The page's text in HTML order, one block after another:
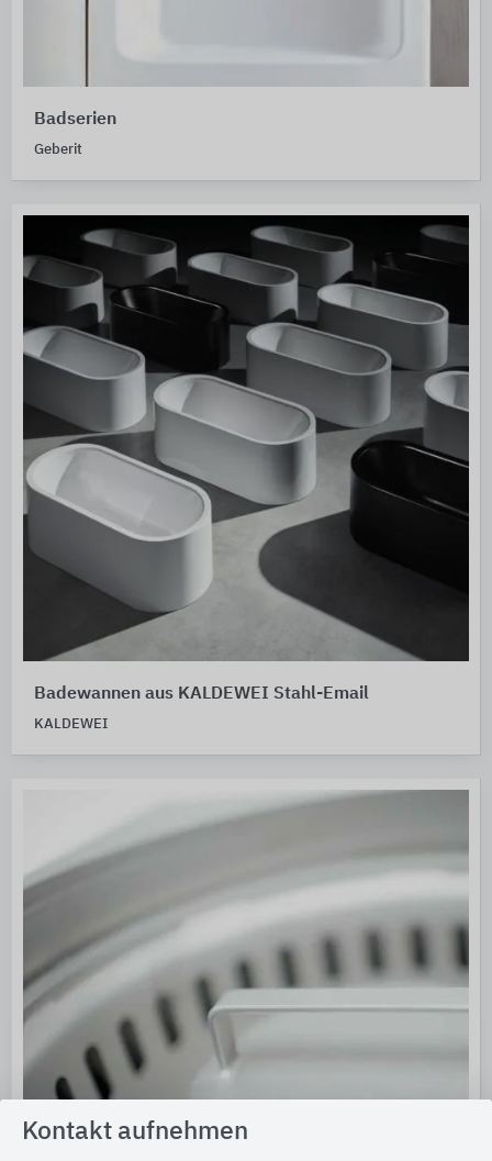
Badserien
Geberit
Badewannen aus ​​​KALDEWEI Stahl-Email
KALDEWEI
Kontakt aufnehmen